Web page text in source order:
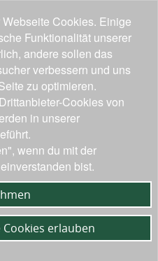
Cookies. Einige
Funktionalität unserer
andere sollen das
verbessern und uns
zu optimieren.
Cookies von
in unserer
wenn du mit der
bist.
erlauben